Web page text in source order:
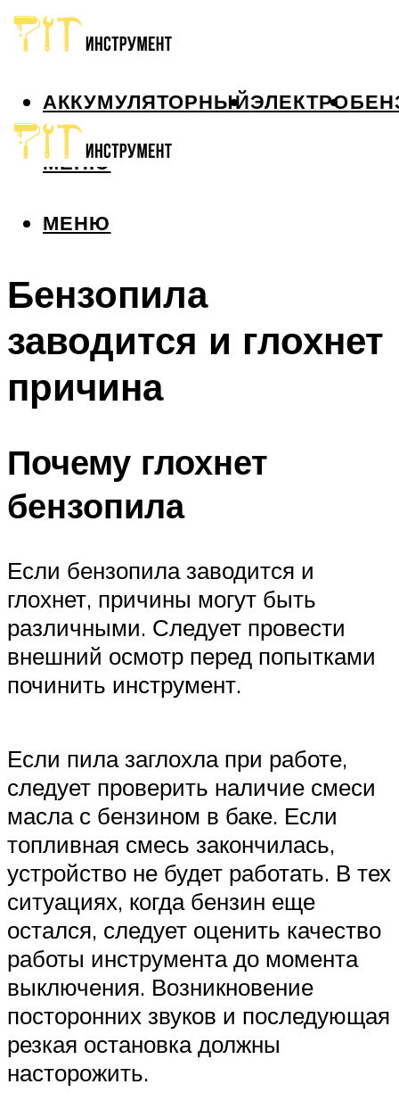
АККУМУЛЯТОРНЫЙЭЛЕКТРО
МЕНЮ
МЕНЮ
Бензопила
заводится и глохнет
причина
Почему глохнет
бензопила
Если бензопила заводится и
глохнет, причины могут быть
различными. Следует провести
внешний осмотр перед попытками
починить инструмент.
Если пила заглохла при работе,
следует проверить наличие смеси
масла с бензином в баке. Если
топливная смесь закончилась,
устройство не будет работать. В тех
ситуациях, когда бензин еще
остался, следует оценить качество
работы инструмента до момента
выключения. Возникновение
посторонних звуков и последующая
резкая остановка должны
насторожить.